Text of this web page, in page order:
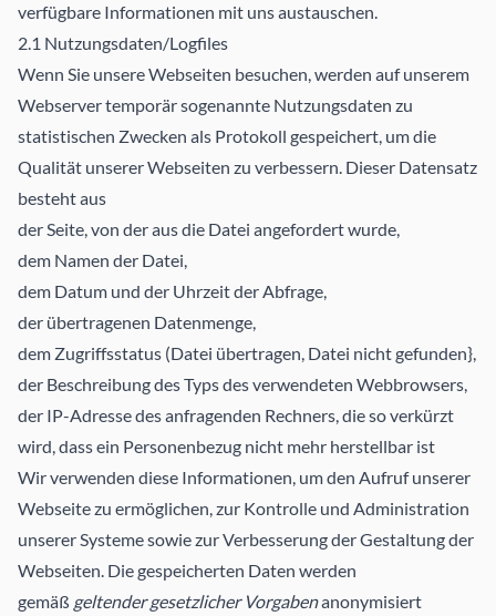
verfügbare Informationen mit uns austauschen.
2.1 Nutzungsdaten/Logfiles
Wenn Sie unsere Webseiten besuchen, werden auf unserem
Webserver temporär sogenannte Nutzungsdaten zu
statistischen Zwecken als Protokoll gespeichert, um die
Qualität unserer Webseiten zu verbessern. Dieser Datensatz
besteht aus
der Seite, von der aus die Datei angefordert wurde,
dem Namen der Datei,
dem Datum und der Uhrzeit der Abfrage,
der übertragenen Datenmenge,
dem Zugriffsstatus (Datei übertragen, Datei nicht gefunden},
der Beschreibung des Typs des verwendeten Webbrowsers,
der IP-Adresse des anfragenden Rechners, die so verkürzt
wird, dass ein Personenbezug nicht mehr herstellbar ist
Wir verwenden diese Informationen, um den Aufruf unserer
Webseite zu ermöglichen, zur Kontrolle und Administration
unserer Systeme sowie zur Verbesserung der Gestaltung der
Webseiten. Die gespeicherten Daten werden
gemäß geltender gesetzlicher Vorgabenanonymisiert